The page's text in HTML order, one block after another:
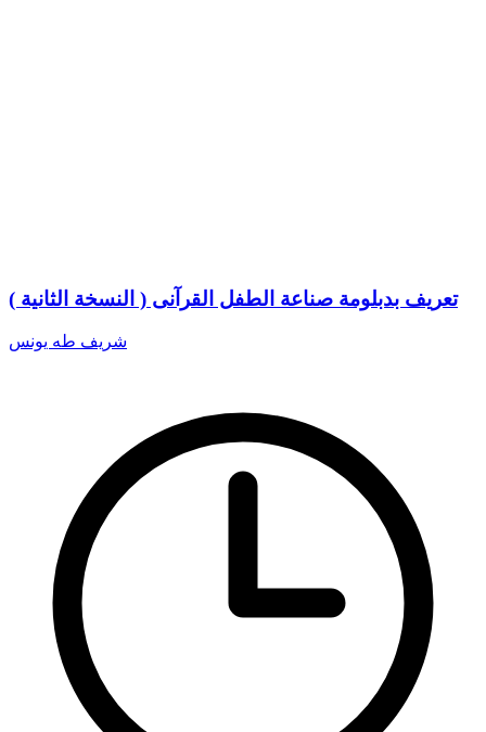
تعريف بدبلومة صناعة الطفل القرآنى ( النسخة الثانية )
شريف طه يونس